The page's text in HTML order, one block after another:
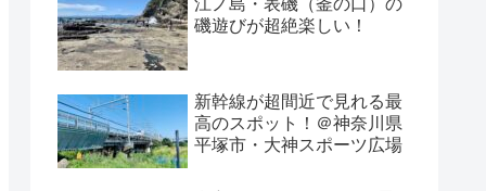
江ノ島・表磯（釜の口）の
磯遊びが超絶楽しい！
新幹線が超間近で見れる最
高のスポット！＠神奈川県
平塚市・大神スポーツ広場